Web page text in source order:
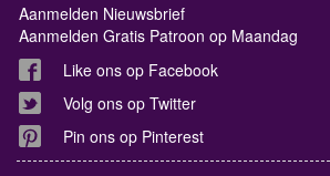
Aanmelden Nieuwsbrief
Aanmelden Gratis Patroon op Maandag
Like ons op Facebook
Volg ons op Twitter
Pin ons op Pinterest